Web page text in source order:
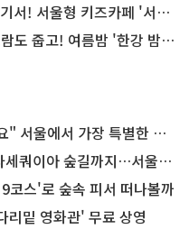
형 키즈카페 '서울가족플라자점'
고! 여름밤 '한강 밤마실 줍깅'
서 가장 특별한 편의점의 정체
숲길까지…서울둘레길 15코스
코스'로 숲속 피서 떠나볼까
리밑 영화관' 무료 상영